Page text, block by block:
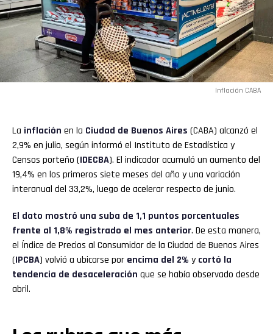
Inflación CABA
La inflación en la Ciudad de Buenos Aires (CABA) alcanzó el
2,9% en julio, según informó el Instituto de Estadística y
Censos porteño (IDECBA). El indicador acumuló un aumento del
19,4% en los primeros siete meses del año y una variación
interanual del 33,2%, luego de acelerar respecto de junio.
El dato mostró una suba de 1,1 puntos porcentuales
frente al 1,8% registrado el mes anterior. De esta manera,
el Índice de Precios al Consumidor de la Ciudad de Buenos Aires
(IPCBA) volvió a ubicarse por encima del 2% y cortó la
tendencia de desaceleración que se había observado desde
abril.